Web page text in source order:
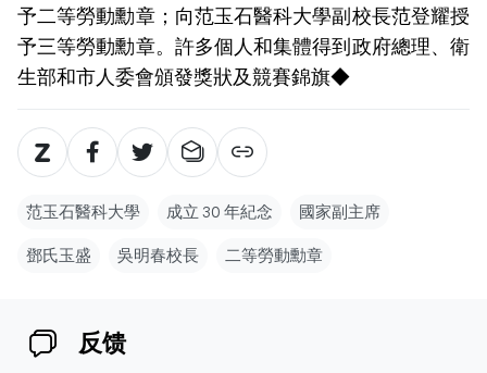
予二等勞動勳章；向范玉石醫科大學副校長范登耀授
予三等勞動勳章。許多個人和集體得到政府總理、衛
生部和市人委會頒發獎狀及競賽錦旗◆
范玉石醫科大學 成立 30 年紀念 國家副主席
鄧氏玉盛 吳明春校長 二等勞動勳章
反馈